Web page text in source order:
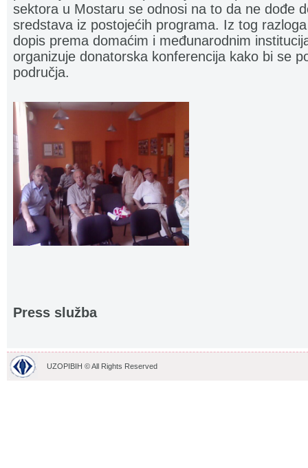
sektora u Mostaru se odnosi na to da ne dođe
sredstava iz postojećih programa. Iz tog
dopis prema domaćim i međunarodnim
organizuje donatorska konferencija kako bi se
područja.
Press služba
UZOPIBIH © All Rights Reserved